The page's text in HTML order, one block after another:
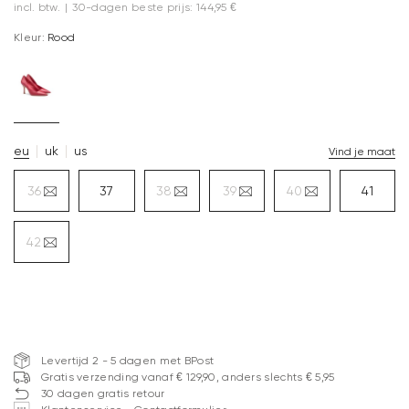
incl. btw. | 30-dagen beste prijs: 144,95 €
Kleur: Rood
eu uk us Vind je maat
36 37 38 39 40 41
42
Levertijd 2 - 5 dagen met BPost
Gratis verzending vanaf € 129,90, anders slechts € 5,95
30 dagen gratis retour